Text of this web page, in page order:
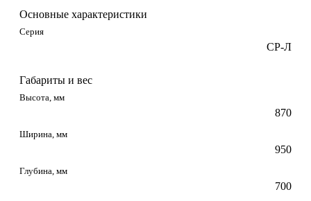
Основные характеристики
Серия
СР-Л
Габариты и вес
Высота, мм
870
Ширина, мм
950
Глубина, мм
700